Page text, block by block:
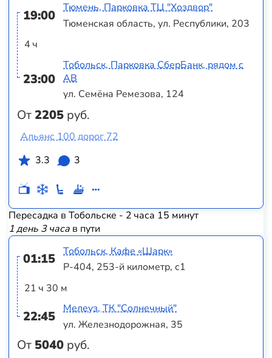
19:00
4 ч
23:00
От2205 руб.
Тюмень, Парковка ТЦ "Хоздвор"
Тюменская область, ул. Республики, 203
Тобольск, Парковка СберБанк, рядом с
АВ
ул. Семёна Ремезова, 124
Альянс 100 дорог 72
3.3
3
Пересадка в Тобольске - 2 часа 15 минут
1 день 3 часав пути
01:15
21 ч 30 м
22:45
От 5040 руб.
Тобольск, Кафе «Шарк»
Р-404, 253-й километр, с1
Мелеуз, ТК "Солнечный"
ул. Железнодорожная, 35